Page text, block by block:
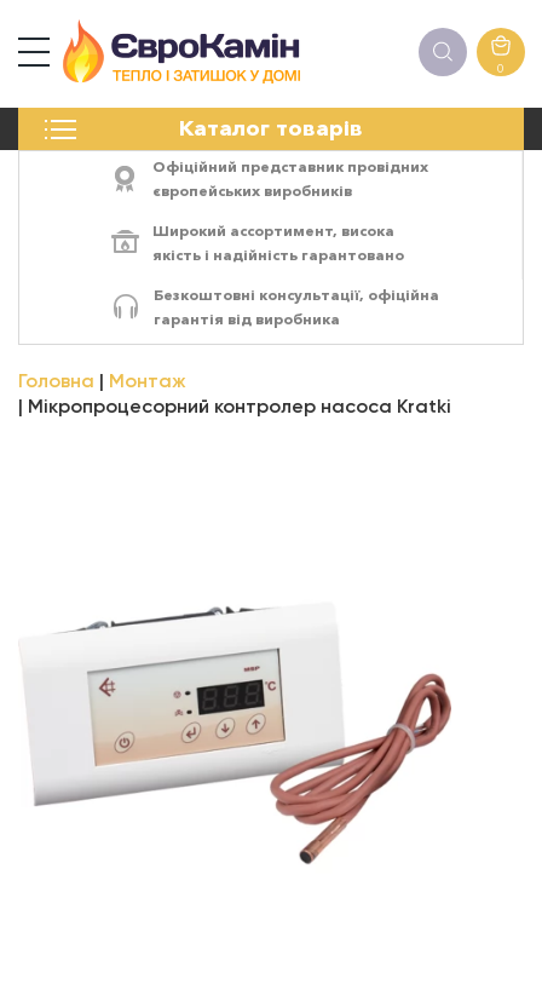
0
Каталог товарів
ПЕЧІ
ЕЛЕКТРОКАМІНИ
АКСЕСУАРИ
Офіційний представник провідних
європейських виробників
Широкий ассортимент, висока
якість і надійність гарантовано
Безкоштовні консультації, офіційна
гарантія від виробника
Головна
Монтаж
Мікропроцесорний контролер насоса Kratki